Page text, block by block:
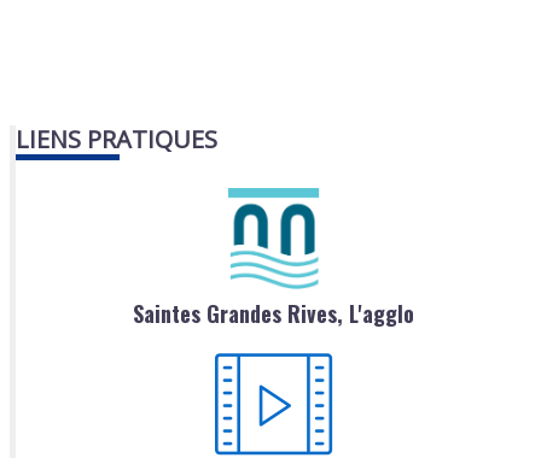
LIENS PRATIQUES
Saintes Grandes Rives, L'agglo